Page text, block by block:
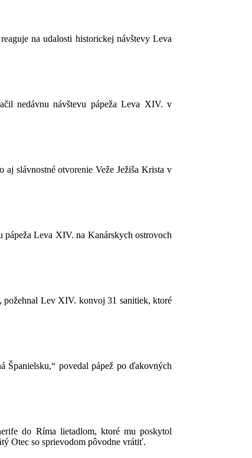
na udalosti historickej návštevy Leva
nedávnu návštevu pápeža Leva XIV. v
slávnostné otvorenie Veže Ježiša Krista v
Leva XIV. na Kanárskych ostrovoch
požehnal Lev XIV. konvoj 31 sanitiek, ktoré
Španielsku,“ povedal pápež po ďakovných
do Ríma lietadlom, ktoré mu poskytol
Otec so sprievodom pôvodne vrátiť.